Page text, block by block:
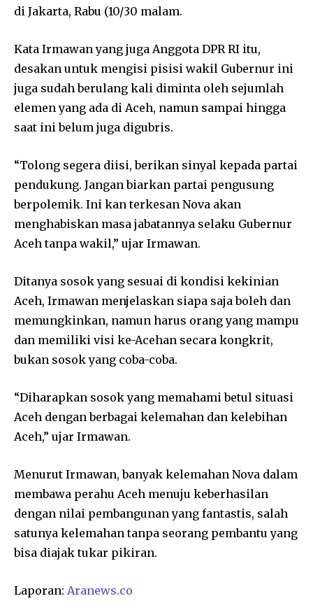
di Jakarta, Rabu (10/30 malam.
Kata Irmawan yang juga Anggota DPR RI itu,
desakan untuk mengisi pisisi wakil Gubernur ini
juga sudah berulang kali diminta oleh sejumlah
elemen yang ada di Aceh, namun sampai hingga
saat ini belum juga digubris.
“Tolong segera diisi, berikan sinyal kepada partai
pendukung. Jangan biarkan partai pengusung
berpolemik. Ini kan terkesan Nova akan
menghabiskan masa jabatannya selaku Gubernur
Aceh tanpa wakil,” ujar Irmawan.
Ditanya sosok yang sesuai di kondisi kekinian
Aceh, Irmawan menjelaskan siapa saja boleh dan
memungkinkan, namun harus orang yang mampu
dan memiliki visi ke-Acehan secara kongkrit,
bukan sosok yang coba-coba.
“Diharapkan sosok yang memahami betul situasi
Aceh dengan berbagai kelemahan dan kelebihan
Aceh,” ujar Irmawan.
Menurut Irmawan, banyak kelemahan Nova dalam
membawa perahu Aceh menuju keberhasilan
dengan nilai pembangunan yang fantastis, salah
satunya kelemahan tanpa seorang pembantu yang
bisa diajak tukar pikiran.
Laporan: Aranews.co